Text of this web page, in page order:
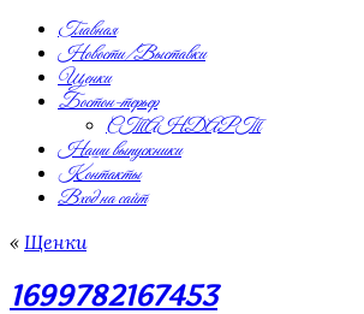
Главная
Новости/Выставки
Щенки
Бостон-терьер
СТАНДАРТ
Наши выпускники
Контакты
Вход на сайт
« Щенки
1699782167453